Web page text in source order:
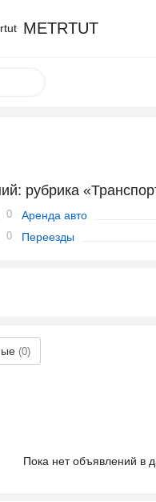
METRTUT
рубрика
0 Аренда авто
0 Переезды
(0)
Пока нет объявлений в